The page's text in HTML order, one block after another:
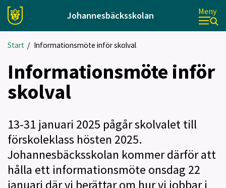
Johannesbäcksskolan Meny
Start / Informationsmöte inför skolval
Informationsmöte inför
skolval
13-31 januari 2025 pågår skolvalet till
förskoleklass hösten 2025.
Johannesbäcksskolan kommer därför att
hålla ett informationsmöte onsdag 22
januari där vi berättar om hur vi jobbar i